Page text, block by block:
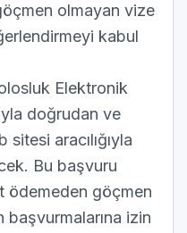
olmayan vize
kabul
Elektronik
doğrudan ve
sitesi aracılığıyla
Bu başvuru
ödemeden göçmen
izin